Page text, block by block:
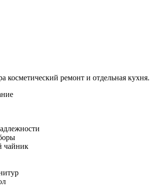
косметический ремонт и отдельная кухня.
чайник